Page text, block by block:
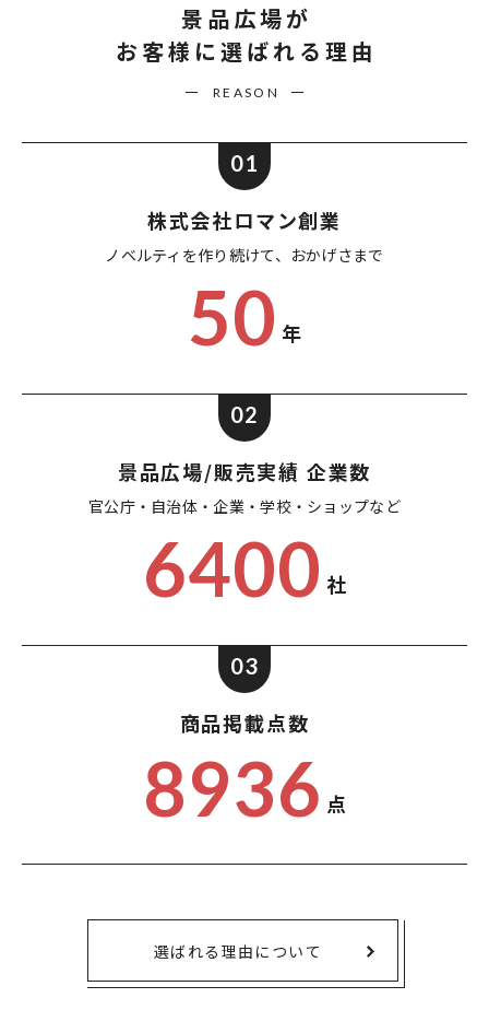
景品広場が
お客様に選ばれる理由
REASON
01
株式会社ロマン創業
ノベルティを作り続けて、 おかげさまで
50 年
02
景品広場/販売実績 企業数
官公庁・自治体・企業・学校・ショップなど
6400 社
03
商品掲載点数
8936 点
選ばれる理由について